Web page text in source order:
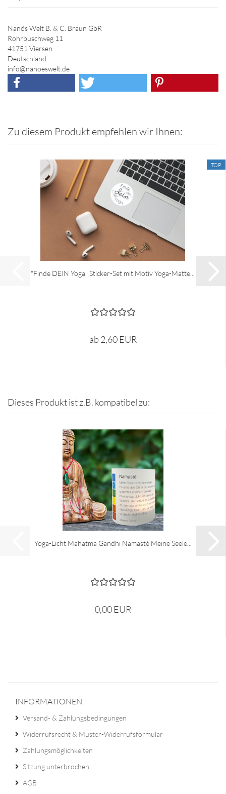
Nanös Welt B. & C. Braun GbR
Rohrbuschweg 11
41751 Viersen
Deutschland
info@nanoeswelt.de
Zu diesem Produkt empfehlen wir Ihnen:
TOP
"Finde DEIN Yoga" Sticker-Set mit Motiv Yoga-Matte...
ab 2,60 EUR
Dieses Produkt ist z.B. kompatibel zu:
Yoga-Licht Mahatma Gandhi Namasté Meine Seele...
0,00 EUR
INFORMATIONEN
Versand- & Zahlungsbedingungen
Widerrufsrecht & Muster-Widerrufsformular
Zahlungsmöglichkeiten
Sitzung unterbrochen
AGB